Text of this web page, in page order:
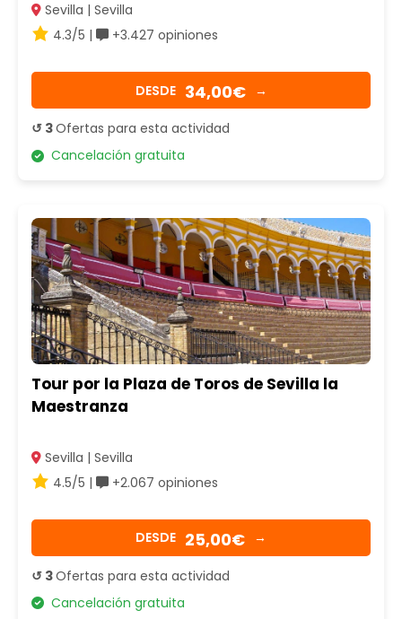
Sevilla | Sevilla
4.3/5 |
+3.427 opiniones
DESDE 34,00€ →
↺ 3Ofertas para esta actividad
Cancelación gratuita
Tour por la Plaza de Toros de Sevilla la
Maestranza
Sevilla | Sevilla
4.5/5 |
+2.067 opiniones
DESDE 25,00€ →
↺ 3Ofertas para esta actividad
Cancelación gratuita